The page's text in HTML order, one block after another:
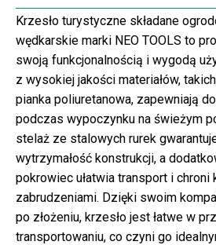
Krzesło turystyczne składane
wędkarskie marki NEO TOOLS to
swoją funkcjonalnością i wygodą
z wysokiej jakości materiałów,
pianka poliuretanowa, zapewniają
podczas wypoczynku na świeżym
stelaż ze stalowych rurek
wytrzymałość konstrukcji, a
pokrowiec ułatwia transport i chroni
zabrudzeniami. Dzięki swoim
po złożeniu, krzesło jest łatwe w
transportowaniu, co czyni go